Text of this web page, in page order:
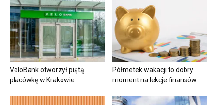
VeloBank otworzył piątą
placówkę w Krakowie
Półmetek wakacji to dobry
moment na lekcje finansów